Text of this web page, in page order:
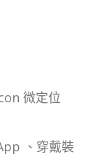
微定位
、穿戴裝